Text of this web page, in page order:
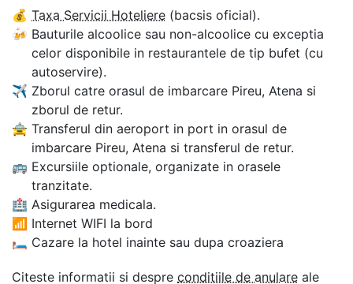
💰 Taxa Servicii Hoteliere (bacsis oficial).
🍻 Bauturile alcoolice sau non-alcoolice cu exceptia
celor disponibile in restaurantele de tip bufet (cu
autoservire).
✈ Zborul catre orasul de imbarcare Pireu, Atena si
zborul de retur.
🚖 Transferul din aeroport in port in orasul de
imbarcare Pireu, Atena si transferul de retur.
🚌 Excursiile optionale, organizate in orasele
tranzitate.
🏥 Asigurarea medicala.
📶 Internet WIFI la bord
🛏 Cazare la hotel inainte sau dupa croaziera
Citeste informatii si despre conditiile de anulare ale